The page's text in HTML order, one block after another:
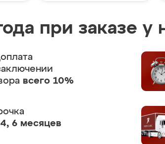
при заказе у
всего 10%
6 месяцев